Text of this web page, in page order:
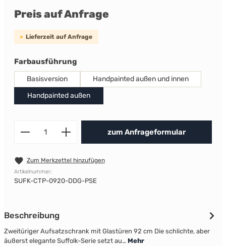
Preis auf Anfrage
Lieferzeit auf Anfrage
Farbausführungauswählen
Basisversion
Handpainted außen und innen
Handpainted außen
Produkt Anzahl: Gib den
zum Anfrageformular
Zum Merkzettel hinzufügen
Artikelnummer:
SUFK-CTP-0920-DDG-PSE
Beschreibung
Zweitüriger Aufsatzschrank mit Glastüren 92 cm Die schlichte, aber
äußerst elegante Suffolk-Serie setzt au… Mehr